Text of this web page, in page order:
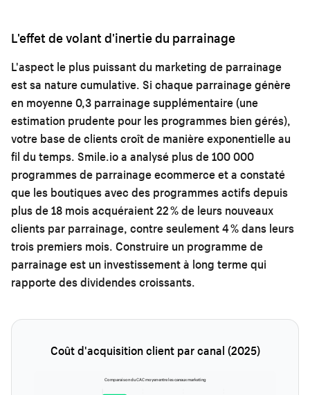
L'effet de volant d'inertie du parrainage
L'aspect le plus puissant du marketing de parrainage
est sa nature cumulative. Si chaque parrainage génère
en moyenne 0,3 parrainage supplémentaire (une
estimation prudente pour les programmes bien gérés),
votre base de clients croît de manière exponentielle au
fil du temps. Smile.io a analysé plus de 100 000
programmes de parrainage ecommerce et a constaté
que les boutiques avec des programmes actifs depuis
plus de 18 mois acquéraient 22 % de leurs nouveaux
clients par parrainage, contre seulement 4 % dans leurs
trois premiers mois. Construire un programme de
parrainage est un investissement à long terme qui
rapporte des dividendes croissants.
Coût d'acquisition client par canal (2025)
Comparaison du CAC moyen entre les canaux marketing